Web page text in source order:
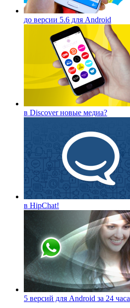
до версии 5.6 для Android
в Discover новые медиа?
в HipChat!
5 версий для Android за 24 часа